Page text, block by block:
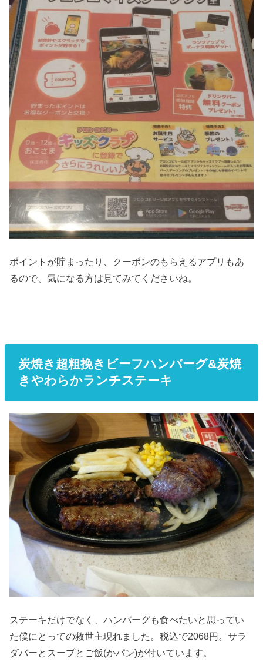
ポイントが貯まったり、クーポンのもらえるアプリもあ
るので、気になる方は見てみてくださいね。
炭焼き超粗挽きビーフハンバーグ&炭焼
きやわらかランチステーキ
ステーキだけでなく、ハンバーグも食べたいと思ってい
た僕にとっての救世主現れました。税込で2068円。サラ
ダバーとスープとご飯(かパン)が付いています。